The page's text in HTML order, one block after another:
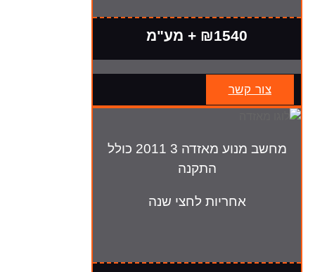
₪1540 + מע"מ
צור קשר
מחשב מנוע מאזדה 3 2011 כולל
התקנה
אחריות לחצי שנה